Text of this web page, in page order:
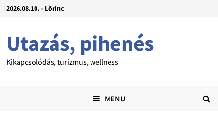
2026.08.10. - Lõrinc
Utazás, pihenés
Kikapcsolódás, turizmus, wellness
MENU